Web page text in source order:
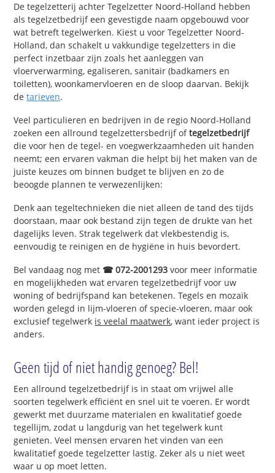
De tegelzetterij achter Tegelzetter Noord-Holland hebben
als tegelzetbedrijf een gevestigde naam opgebouwd voor
wat betreft tegelwerken. Kiest u voor Tegelzetter Noord-
Holland, dan schakelt u vakkundige tegelzetters in die
perfect inzetbaar zijn zoals het aanleggen van
vloerverwarming, egaliseren, sanitair (badkamers en
toiletten), woonkamervloeren en de sloop daarvan. Bekijk
detarieven.
Veel particulieren en bedrijven in de regio Noord-Holland
zoeken een allround tegelzettersbedrijf oftegelzetbedrijf
die voor hen de tegel- en voegwerkzaamheden uit handen
neemt; een ervaren vakman die helpt bij het maken van de
juiste keuzes om binnen budget te blijven en zo de
beoogde plannen te verwezenlijken:
Denk aan tegeltechnieken die niet alleen de tand des tijds
doorstaan, maar ook bestand zijn tegen de drukte van het
dagelijks leven. Strak tegelwerk dat vlekbestendig is,
eenvoudig te reinigen en de hygiëne in huis bevordert.
Bel vandaag nog met ☎ 072-2001293 voor meer informatie
en mogelijkheden wat ervaren tegelzetbedrijf voor uw
woning of bedrijfspand kan betekenen. Tegels en mozaïk
worden gelegd in lijm-vloeren of specie-vloeren, maar ook
exclusief tegelwerk is veelal maatwerk, want ieder project is
anders.
Geen tijd of niet handig genoeg? Bel!
Een allround tegelzetbedrijf is in staat om vrijwel alle
soorten tegelwerk efficiënt en snel uit te voeren. Er wordt
gewerkt met duurzame materialen en kwalitatief goede
tegellijm, zodat u langdurig van het tegelwerk kunt
genieten. Veel mensen ervaren het vinden van een
kwalitatief goede tegelzetter lastig. Zeker als u niet weet
waar u op moet letten.